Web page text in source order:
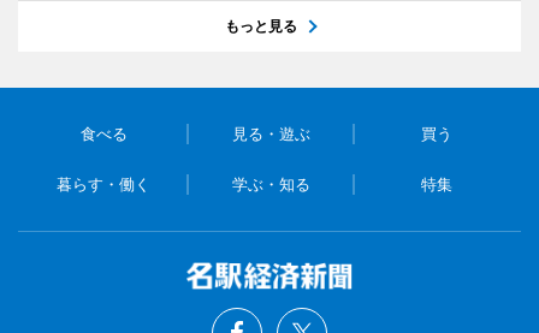
もっと見る
食べる 見る・遊ぶ 買う
暮らす・働く 学ぶ・知る 特集